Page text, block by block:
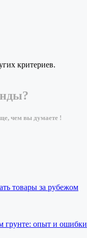
критериев.
чем вы думаете !
товары за рубежом
грунте: опыт и ошибки